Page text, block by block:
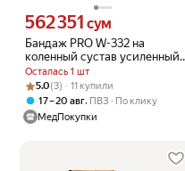
Бандаж PRO W-332 на
коленный сустав усиленный/
бежевый/S
Осталась 1 шт
Цена 562351 сум вместо
562 351 сум
Рейтинг товара: 5.0 из 5
Оценок: (3) · 11 купили
5.0(3) · 11 купили
17 – 20 авг, ПВЗ
По клику
МедПокупки